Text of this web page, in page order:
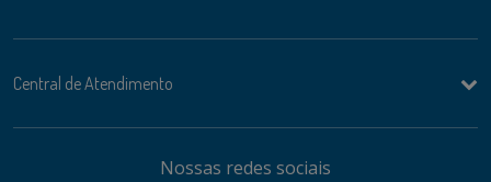
Central de Atendimento
Nossas redes sociais